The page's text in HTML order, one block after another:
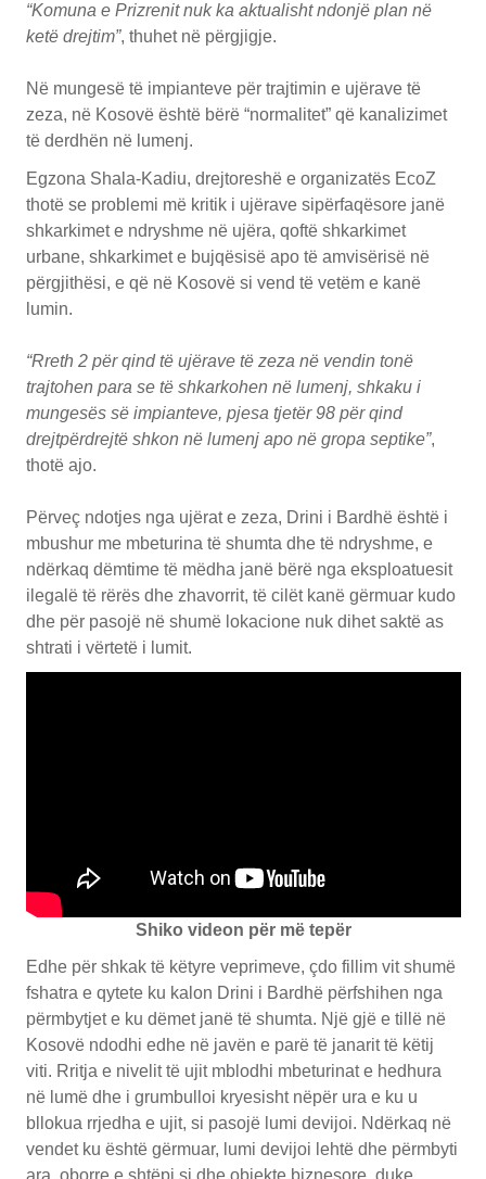
“Komuna e Prizrenit nuk ka aktualisht ndonjë plan në
ketë drejtim”, thuhet në përgjigje.
Në mungesë të impianteve për trajtimin e ujërave të
zeza, në Kosovë është bërë “normalitet” që kanalizimet
të derdhën në lumenj.
Egzona Shala-Kadiu, drejtoreshë e organizatës EcoZ
thotë se problemi më kritik i ujërave sipërfaqësore janë
shkarkimet e ndryshme në ujëra, qoftë shkarkimet
urbane, shkarkimet e bujqësisë apo të amvisërisë në
përgjithësi, e që në Kosovë si vend të vetëm e kanë
lumin.
“Rreth 2 për qind të ujërave të zeza në vendin tonë
trajtohen para se të shkarkohen në lumenj, shkaku i
mungesës së impianteve, pjesa tjetër 98 për qind
drejtpërdrejtë shkon në lumenj apo në gropa septike”,
thotë ajo.
Përveç ndotjes nga ujërat e zeza, Drini i Bardhë është i
mbushur me mbeturina të shumta dhe të ndryshme, e
ndërkaq dëmtime të mëdha janë bërë nga eksploatuesit
ilegalë të rërës dhe zhavorrit, të cilët kanë gërmuar kudo
dhe për pasojë në shumë lokacione nuk dihet saktë as
shtrati i vërtetë i lumit.
Shiko videon për më tepër
Edhe për shkak të këtyre veprimeve, çdo fillim vit shumë
fshatra e qytete ku kalon Drini i Bardhë përfshihen nga
përmbytjet e ku dëmet janë të shumta. Një gjë e tillë në
Kosovë ndodhi edhe në javën e parë të janarit të këtij
viti. Rritja e nivelit të ujit mblodhi mbeturinat e hedhura
në lumë dhe i grumbulloi kryesisht nëpër ura e ku u
bllokua rrjedha e ujit, si pasojë lumi devijoi. Ndërkaq në
vendet ku është gërmuar, lumi devijoi lehtë dhe përmbyti
ara, oborre e shtëpi si dhe objekte biznesore, duke